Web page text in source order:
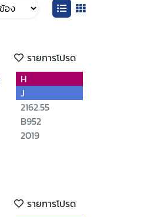
รายการโปรด
H
J
2162.55
B952
2019
รายการโปรด